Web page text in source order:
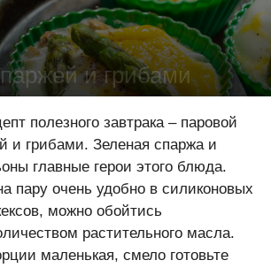
и грибами
полезного завтрака – паровой
и грибами. Зеленая спаржа и
главные герои этого блюда.
пару очень удобно в силиконовых
можно обойтись
растительного масла.
маленькая, смело готовьте